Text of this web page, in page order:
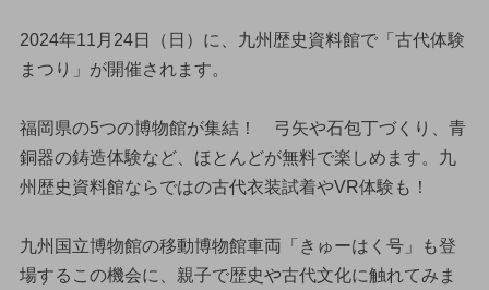
2024年11月24日（日）に、九州歴史資料館で「古代体験
まつり」が開催されます。
福岡県の5つの博物館が集結！ 弓矢や石包丁づくり、青
銅器の鋳造体験など、ほとんどが無料で楽しめます。九
州歴史資料館ならではの古代衣装試着やVR体験も！
九州国立博物館の移動博物館車両「きゅーはく号」も登
場するこの機会に、親子で歴史や古代文化に触れてみま